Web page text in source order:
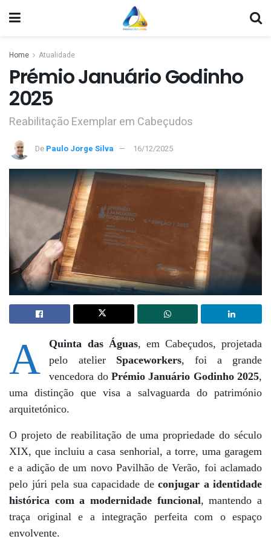
Home Atualidade
Prémio Januário Godinho
2025
Reabilitação Exemplar em Cabeçudos
De Paulo Jorge Silva 16/12/2025
A Quinta das Águas, em Cabeçudos, projetada
pelo atelier Spaceworkers, foi a grande
vencedora doPrémio Januário Godinho 2025,
uma distinção que visa a salvaguarda do património
arquitetónico.
O projeto de reabilitação de uma propriedade do século
XIX, que incluiu a casa senhorial, a torre, uma garagem
e a adição de um novo Pavilhão de Verão, foi aclamado
pelo júri pela sua capacidade de conjugar a identidade
histórica com a modernidade funcional, mantendo a
traça original e a integração perfeita com o espaço
envolvente.